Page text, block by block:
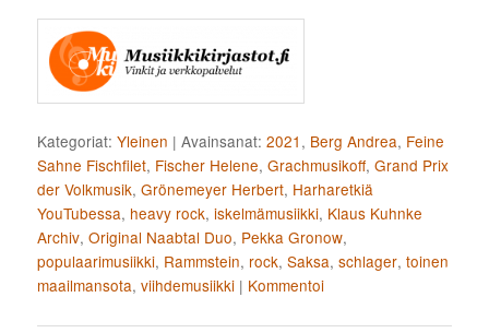
Kategoriat: Yleinen |Avainsanat: 2021 , Berg Andrea, Feine
Sahne Fischfilet, Fischer Helene,Grachmusikoff,Grand Prix
der Volkmusik,Grönemeyer Herbert, Harharetkiä
YouTubessa, heavy rock,iskelmämusiikki, Klaus Kuhnke
Archiv,Original Naabtal Duo, Pekka Gronow,
populaarimusiikki, Rammstein, rock,Saksa,schlager,toinen
maailmansota,viihdemusiikki | Kommentoi